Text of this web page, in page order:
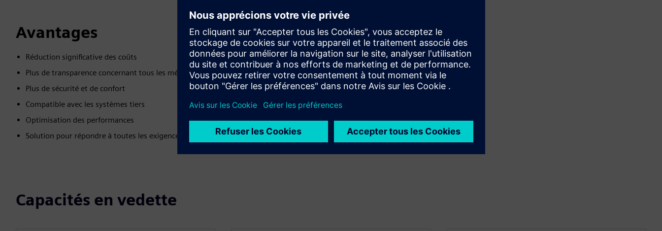
Avantages
Réduction significative des coûts
Plus de transparence concernant tous les métiers pertinents de vos bâtiments
Plus de sécurité et de confort
Compatible avec les systèmes tiers
Optimisation des performances
Solution pour répondre à toutes les exigences de la Loi sur l'énergie du bâtiment (GEG)
Capacités en vedette